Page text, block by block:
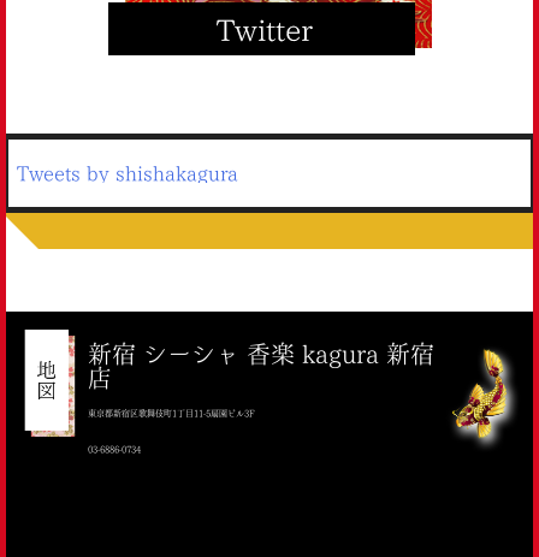
Tweets by shishakagura
新宿 シーシャ 香楽 kagura 新宿
店
東京都新宿区歌舞伎町1丁目11-5扇園ビル3F
03-6886-0734